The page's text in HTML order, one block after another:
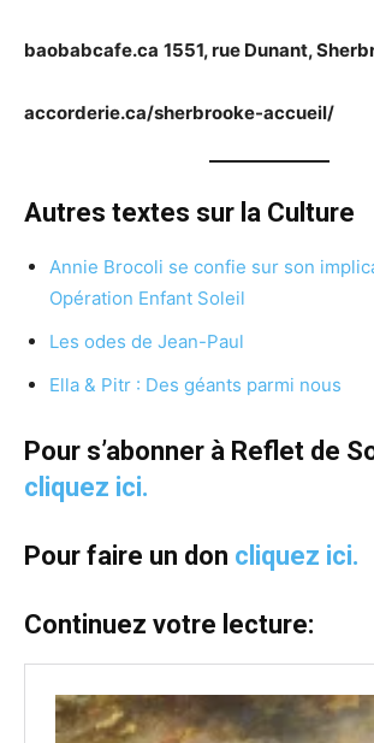
baobabcafe.ca 1551, rue Dunant,
accorderie.ca/sherbrooke-accueil/
Autres textes sur la Culture
Annie Brocoli se confie sur son
Opération Enfant Soleil
Les odes de Jean-Paul
Ella & Pitr : Des géants parmi nous
Pour s’abonner à Reflet de
cliquez ici.
Pour faire un don cliquez ici.
Continuez votre lecture: